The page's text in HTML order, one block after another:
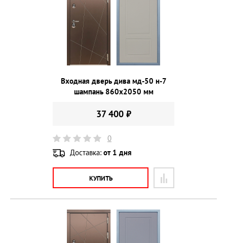
Входная дверь дива мд-50 н-7
шампань 860х2050 мм
37 400 ₽
0
Доставка: от 1 дня
КУПИТЬ